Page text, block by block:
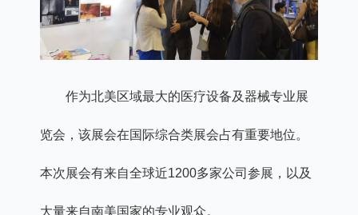
作为北美区域最大的医疗设备及器械专业展
览会，该展会在国际综合类展会占有重要地位。
本次展会有来自全球近1200多家公司参展，以及
大量来自南美国家的专业观众。